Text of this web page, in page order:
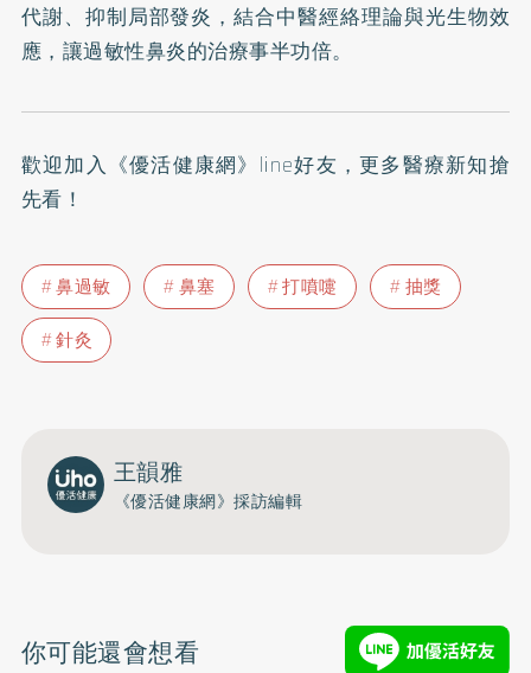
代謝、抑制局部發炎，結合中醫經絡理論與光生物效
應，讓過敏性鼻炎的治療事半功倍。
歡迎加入 《優活健康網》line好友 ，更多醫療新知搶
先看！
鼻過敏 鼻塞 打噴嚏
抽獎
針灸
王韻雅
《優活健康網》採訪編輯
你可能還會想看